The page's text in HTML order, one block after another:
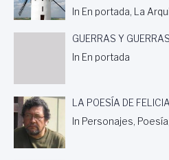
In En portada, La
GUERRAS Y
In En portada
LA POESÍA DE
In Personajes,